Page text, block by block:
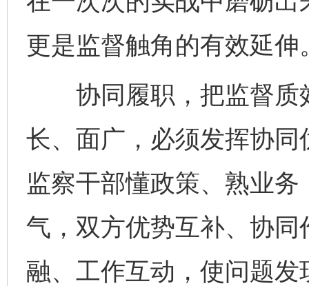
更是监督触角的有效延伸
协同履职，把监督质
长、面广，必须发挥协
监察干部懂政策、熟业
气，双方优势互补、协
融、工作互动，使问题